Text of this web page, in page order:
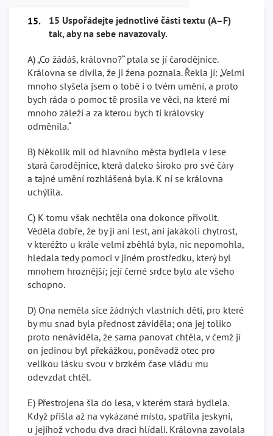
15.
15 Uspořádejte jednotlivé části textu (A–F)
tak, aby na sebe navazovaly.
A) „Co žádáš, královno?“ ptala se jí čarodějnice.
Královna se divila, že ji žena poznala. Řekla jí: „Velmi
mnoho slyšela jsem o tobě i o tvém umění, a proto
bych ráda o pomoc tě prosila ve věci, na které mi
mnoho záleží a za kterou bych ti královsky
odměnila.“
B) Několik mil od hlavního města bydlela v lese
stará čarodějnice, která daleko široko pro své čáry
a tajné umění rozhlášená byla. K ní se královna
uchýlila.
C) K tomu však nechtěla ona dokonce přivolit.
Věděla dobře, že by jí ani lest, ani jakákoli chytrost,
v kteréžto u krále velmi zběhlá byla, nic nepomohla,
hledala tedy pomoci v jiném prostředku, který byl
mnohem hroznější; její černé srdce bylo ale všeho
schopno.
D) Ona neměla sice žádných vlastních dětí, pro které
by mu snad byla přednost záviděla; ona jej toliko
proto nenáviděla, že sama panovat chtěla, v čemž jí
on jedinou byl překážkou, poněvadž otec pro
velikou lásku svou v brzkém čase vládu mu
odevzdat chtěl.
E) Přestrojena šla do lesa, v kterém stará bydlela.
Když přišla až na vykázané místo, spatřila jeskyni,
u jejíhož vchodu dva draci hlídali. Královna zavolala